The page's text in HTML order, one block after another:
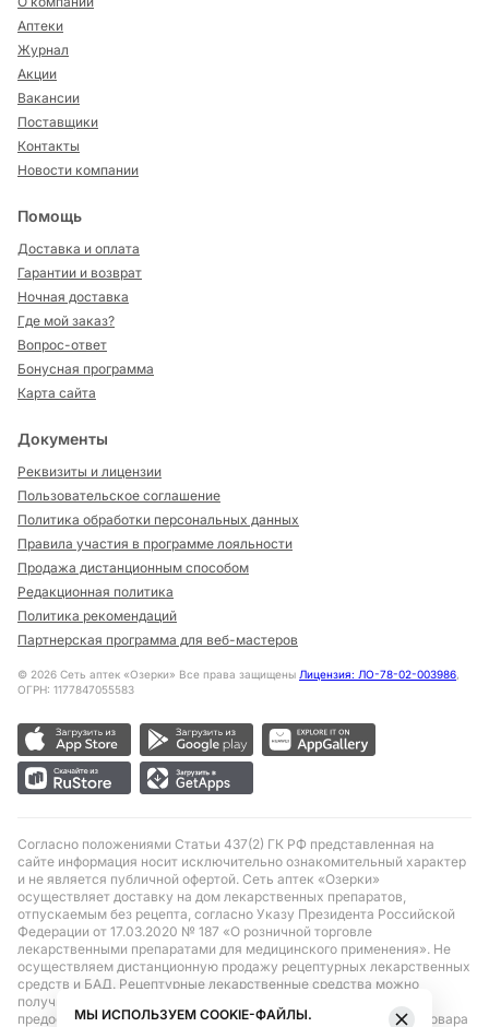
Аптеки
Журнал
Акции
Вакансии
Поставщики
Контакты
Новости компании
Помощь
Доставка и оплата
Гарантии и возврат
Ночная доставка
Где мой заказ?
Вопрос-ответ
Бонусная программа
Карта сайта
Документы
Реквизиты и лицензии
Пользовательское соглашение
Политика обработки персональных данных
Правила участия в программе лояльности
Продажа дистанционным способом
Редакционная политика
Политика рекомендаций
Партнерская программа для веб-мастеров
© 2026 Сеть аптек «Озерки» Все права защищены Лицензия: ЛО-78-02-003986,
ОГРН: 1177847055583
Согласно положениями Статьи 437(2) ГК РФ представленная на
сайте информация носит исключительно ознакомительный характер
и не является публичной офертой. Сеть аптек «Озерки»
осуществляет доставку на дом лекарственных препаратов,
отпускаемым без рецепта, согласно Указу Президента Российской
Федерации от 17.03.2020 № 187 «О розничной торговле
лекарственными препаратами для медицинского применения». Не
осуществляем дистанционную продажу рецептурных лекарственных
средств и БАД. Рецептурные лекарственные средства можно
получить только при помощи самовывоза в аптеке при
предоставлении рецепта, выписанного врачом. Бронирование товара
МЫ ИСПОЛЬЗУЕМ COOKIE-ФАЙЛЫ.